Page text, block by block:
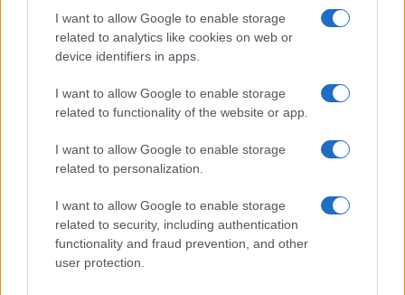
I want to allow Google to enable storage
related to analytics like cookies on web or
device identifiers in apps.
I want to allow Google to enable storage
related to functionality of the website or app.
I want to allow Google to enable storage
related to personalization.
I want to allow Google to enable storage
related to security, including authentication
functionality and fraud prevention, and other
user protection.
Notizie in tempo reale?
Entra nel canale telegram di
GalluraOggi.it
Ricevi le nostre ultime news
daGoogle News